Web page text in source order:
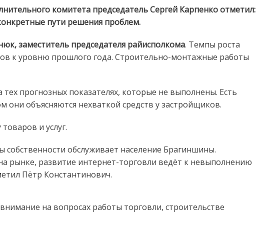
комитета председатель Сергей Карпенко отметил:
пути решения проблем.
заместитель председателя райисполкома. Темпы роста
к уровню прошлого года. Строительно-монтажные работы
тех прогнозных показателях, которые не выполнены. Есть
объясняются нехваткой средств у застройщиков.
и услуг.
обслуживает население Брагиншины.
рынке, развитие интернет-торговли ведёт к невыполнению
Пётр Константинович.
на вопросах работы торговли, строительстве